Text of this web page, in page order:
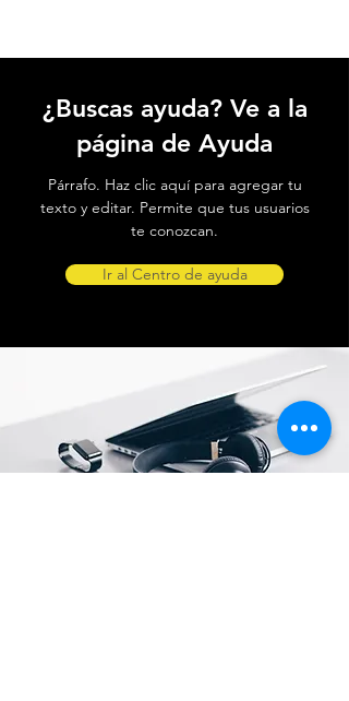
¿Buscas ayuda? Ve a la
página de Ayuda
Párrafo. Haz clic aquí para agregar tu
texto y editar. Permite que tus usuarios
te conozcan.
Ir al Centro de ayuda